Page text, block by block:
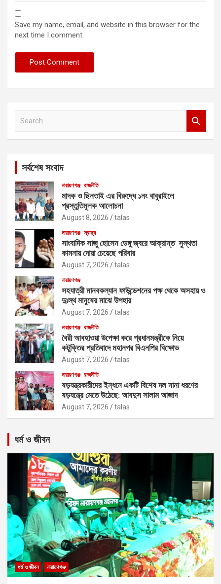
Save my name, email, and website in this browser for the
next time I comment.
সর্বশেষ সংবাদ
নারায়ণগঞ্জ রাজনীতি
মাদক ও ছিনতাই এর বিরুদ্ধে ১নং বাবুরাইলে
প্রস্তুতিমূলক আলোচনা
August 8, 2026 talas
নারায়ণগঞ্জ স্বাস্থ্য
সাংবাদিক সাজু হোসেন ডেঙ্গু জ্বরে আক্রান্ত সুস্থতা
কামনায় দোয়া চেয়েছে পরিবার
August 7, 2026 talas
নারায়ণগঞ্জ
সহযাত্রী মানবকল্যান ফাউন্ডেশনের পক্ষ থেকে অসহায় ও
দুঃস্থ মানুষের মাঝে উপহার
August 7, 2026 talas
নারায়ণগঞ্জ রাজনীতি
বৈরী আবহাওয়া উপেক্ষা করে প্রধানমন্ত্রীকে নিয়ে
কটূক্তির প্রতিবাদে মহানগর বিএনপির বিক্ষোভ
August 7, 2026 talas
নারায়ণগঞ্জ রাজনীতি
ষড়যন্ত্রকারীদের ইন্ধনে একটি বিশেষ দল নানা ধরণের
ষড়যন্ত্রে মেতে উঠেছে: আবদুস সালাম আজাদ
August 7, 2026 talas
ধর্ম ও জীবন
ধর্ম ও জীবন নারায়ণগঞ্জ